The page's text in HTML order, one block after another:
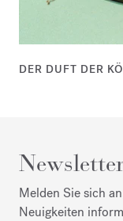
DER DUFT DER
Melden Sie sich
Neuigkeiten